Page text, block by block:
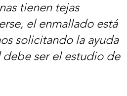
tienen tejas
el enmallado está
solicitando la ayuda
ser el estudio de